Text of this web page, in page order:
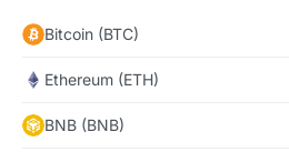
Bitcoin (BTC)
Ethereum (ETH)
BNB (BNB)